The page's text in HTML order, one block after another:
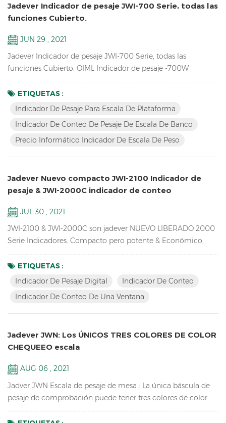
Jadever Indicador de pesaje JWI-700 Serie, todas las
funciones Cubierto.
JUN 29 , 2021
Jadever Indicador de pesaje JWI-700 Serie, todas las
funciones Cubierto. OIML Indicador de pesaje -700W
700p Pantalla LCD más grande Indicador-700B LED rojo
monitor Indicador-710 Indicador de pesaje solar -700s
ETIQUETAS :
Indicador De Pesaje Para Escala De Plataforma
Indicador De Conteo De Pesaje De Escala De Banco
Precio Informático Indicador De Escala De Peso
Jadever Nuevo compacto JWI-2100 Indicador de
pesaje & JWI-2000C indicador de conteo
JUL 30 , 2021
JWI-2100 & JWI-2000C son jadever NUEVO LIBERADO 2000
Serie Indicadores. Compacto pero potente & Económico,
exclusivo, conexiones externas ricas, idea para su uso en
producción, embalaje, almacén, inventario, envío y recepción
Indicador de pesaje digital con pilar de cobre de alta calidad,
c...
ETIQUETAS :
Indicador De Pesaje Digital
Indicador De Conteo
Indicador De Conteo De Una Ventana
Jadever JWN: Los ÚNICOS TRES COLORES DE COLOR
CHEQUEEO escala
AUG 06 , 2021
Jadver JWN Escala de pesaje de mesa : La única báscula de
pesaje de comprobación puede tener tres colores de color